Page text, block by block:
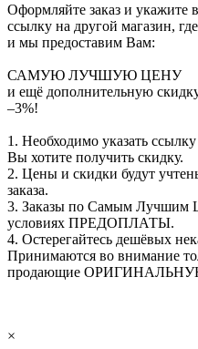
Оформляйте заказ и укажите
ссылку на другой магазин,
и мы предоставим Вам:
САМУЮ ЛУЧШУЮ ЦЕНУ
и ещё дополнительную
–3%!
1. Необходимо указать
Вы хотите получить скидку.
2. Цены и скидки будут
заказа.
3. Заказы по Самым Лучшим
условиях ПРЕДОПЛАТЫ.
4. Остерегайтесь дешёвых
Принимаются во внимание
продающие
×